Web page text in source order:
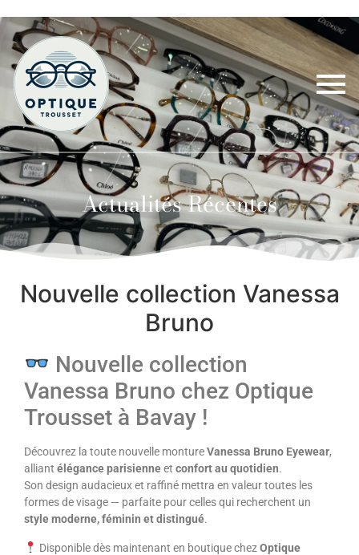
Actualités Récentes
Nouvelle collection Vanessa
Bruno
Nouvelle collection
Vanessa Bruno chez Optique
Trousset à Bavay !
Découvrez la toute nouvelle montureVanessa Bruno Eyewear,
alliant élégance parisienneet confort au quotidien.
Son design audacieux et raffiné mettra en valeur toutes les
formes de visage — parfaite pour celles qui recherchent un
style moderne, féminin et distingué.
Disponible dès maintenant en boutique chezOptique